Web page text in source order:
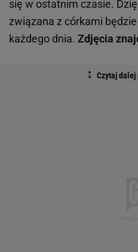
się w ostatnim czasie.
związana z córkami
każdego dnia. Zdjęcia